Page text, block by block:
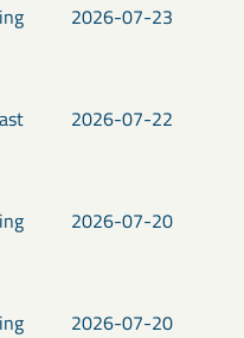
2026-07-23
2026-07-22
2026-07-20
2026-07-20